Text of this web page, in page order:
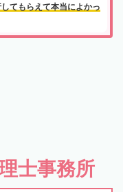
てもらえて本当によかっ
士事務所